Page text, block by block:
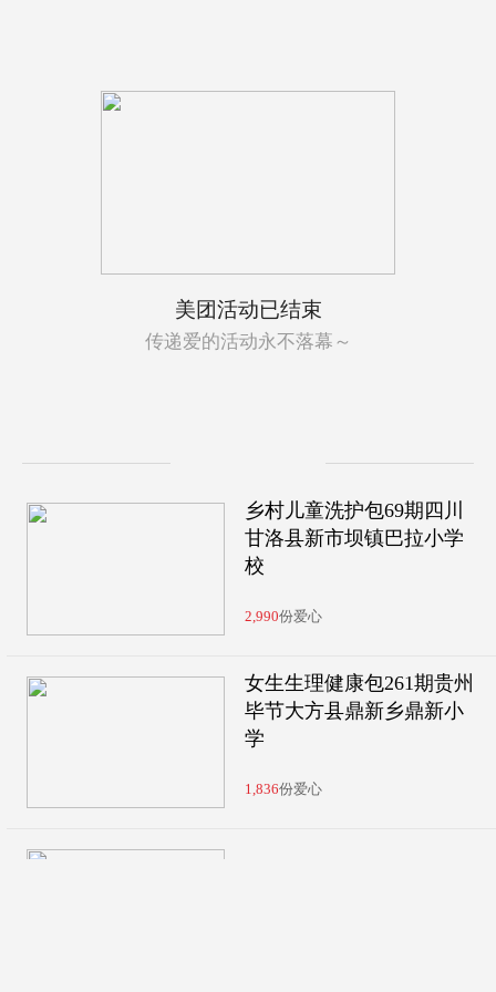
美团活动已结束
传递爱的活动永不落幕～
乡村儿童洗护包69期四川
甘洛县新市坝镇巴拉小学
校
2,990份爱心
女生生理健康包261期贵州
毕节大方县鼎新乡鼎新小
学
1,836份爱心